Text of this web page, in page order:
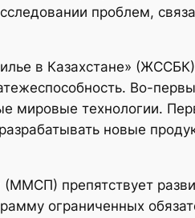
проблем,
в Казахстане»
Во-
мировые технологии.
новые
(ММСП) препятствует
ограниченных